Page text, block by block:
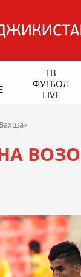
ТВ
ФУТБОЛ
LIVE